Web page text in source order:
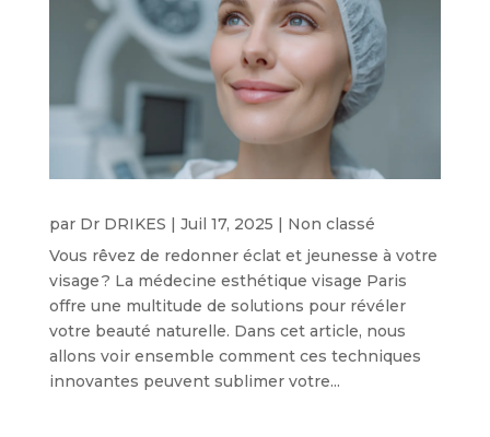
par Dr DRIKES | Juil 17, 2025 | Non classé
Vous rêvez de redonner éclat et jeunesse à votre
visage ? La médecine esthétique visage Paris
offre une multitude de solutions pour révéler
votre beauté naturelle. Dans cet article, nous
allons voir ensemble comment ces techniques
innovantes peuvent sublimer votre...